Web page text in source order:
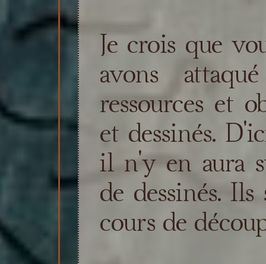
Je crois que
avons
ressources et
et dessinés.
il n'y en aura
de dessinés.
cours de